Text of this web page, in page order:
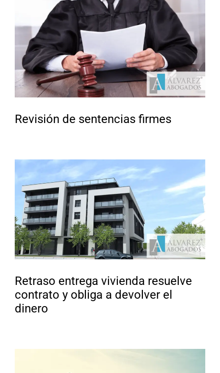
Revisión de sentencias firmes
Retraso entrega vivienda resuelve
contrato y obliga a devolver el
dinero